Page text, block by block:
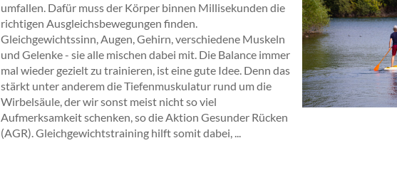
umfallen. Dafür muss der Körper binnen Millisekunden die
richtigen Ausgleichsbewegungen finden.
Gleichgewichtssinn, Augen, Gehirn, verschiedene Muskeln
und Gelenke - sie alle mischen dabei mit. Die Balance immer
mal wieder gezielt zu trainieren, ist eine gute Idee. Denn das
stärkt unter anderem die Tiefenmuskulatur rund um die
Wirbelsäule, der wir sonst meist nicht so viel
Aufmerksamkeit schenken, so die Aktion Gesunder Rücken
(AGR). Gleichgewichtstraining hilft somit dabei, ...